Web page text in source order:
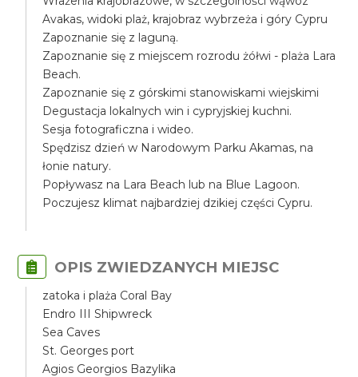
Avakas, widoki plaż, krajobraz wybrzeża i góry Cypru
Zapoznanie się z laguną.
Zapoznanie się z miejscem rozrodu żółwi - plaża Lara
Beach.
Zapoznanie się z górskimi stanowiskami wiejskimi
Degustacja lokalnych win i cypryjskiej kuchni.
Sesja fotograficzna i wideo.
Spędzisz dzień w Narodowym Parku Akamas, na
łonie natury.
Popływasz na Lara Beach lub na Blue Lagoon.
Poczujesz klimat najbardziej dzikiej części Cypru.
OPIS ZWIEDZANYCH MIEJSC
zatoka i plaża Coral Bay
Endro III Shipwreck
Sea Caves
St. Georges port
Agios Georgios Bazylika